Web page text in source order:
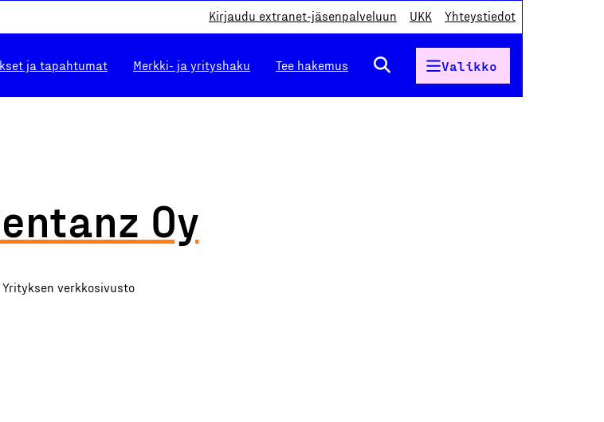
Kirjaudu extranet-jäsenpalveluun UKK Yhteystiedot
ja tapahtumat Merkki- ja yrityshaku Tee hakemus Valikko
Oy
Yrityksen verkkosivusto